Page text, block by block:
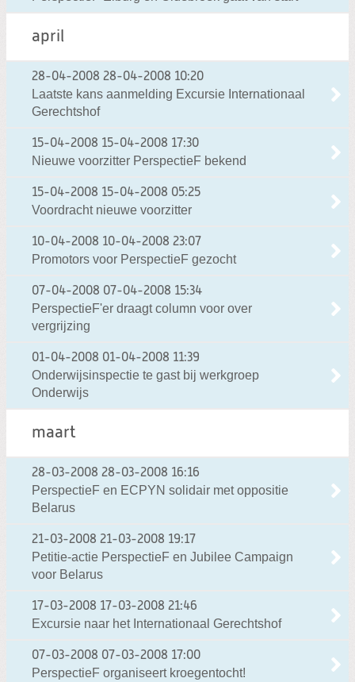
april
28-04-2008 28-04-2008 10:20
Laatste kans aanmelding Excursie Internationaal
Gerechtshof
15-04-2008 15-04-2008 17:30
Nieuwe voorzitter PerspectieF bekend
15-04-2008 15-04-2008 05:25
Voordracht nieuwe voorzitter
10-04-2008 10-04-2008 23:07
Promotors voor PerspectieF gezocht
07-04-2008 07-04-2008 15:34
PerspectieF'er draagt column voor over
vergrijzing
01-04-2008 01-04-2008 11:39
Onderwijsinspectie te gast bij werkgroep
Onderwijs
maart
28-03-2008 28-03-2008 16:16
PerspectieF en ECPYN solidair met oppositie
Belarus
21-03-2008 21-03-2008 19:17
Petitie-actie PerspectieF en Jubilee Campaign
voor Belarus
17-03-2008 17-03-2008 21:46
Excursie naar het Internationaal Gerechtshof
07-03-2008 07-03-2008 17:00
PerspectieF organiseert kroegentocht!